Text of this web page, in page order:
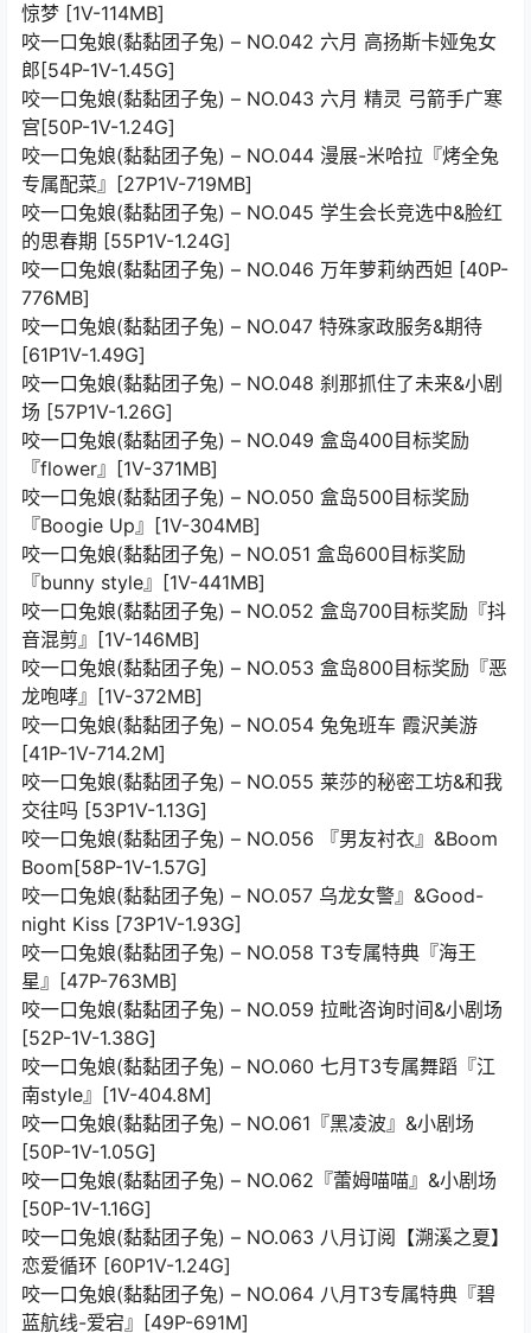
惊梦 [1V-114MB]
咬一口兔娘(黏黏团子兔) – NO.042 六月 高扬斯卡娅兔女
郎[54P-1V-1.45G]
咬一口兔娘(黏黏团子兔) – NO.043 六月 精灵 弓箭手广寒
宫[50P-1V-1.24G]
咬一口兔娘(黏黏团子兔) – NO.044 漫展-米哈拉『烤全兔
专属配菜』[27P1V-719MB]
咬一口兔娘(黏黏团子兔) – NO.045 学生会长竞选中&脸红
的思春期 [55P1V-1.24G]
咬一口兔娘(黏黏团子兔) – NO.046 万年萝莉纳西妲 [40P-
776MB]
咬一口兔娘(黏黏团子兔) – NO.047 特殊家政服务&期待
[61P1V-1.49G]
咬一口兔娘(黏黏团子兔) – NO.048 刹那抓住了未来&小剧
场 [57P1V-1.26G]
咬一口兔娘(黏黏团子兔) – NO.049 盒岛400目标奖励
『flower』[1V-371MB]
咬一口兔娘(黏黏团子兔) – NO.050 盒岛500目标奖励
『Boogie Up』[1V-304MB]
咬一口兔娘(黏黏团子兔) – NO.051 盒岛600目标奖励
『bunny style』[1V-441MB]
咬一口兔娘(黏黏团子兔) – NO.052 盒岛700目标奖励『抖
音混剪』[1V-146MB]
咬一口兔娘(黏黏团子兔) – NO.053 盒岛800目标奖励『恶
龙咆哮』[1V-372MB]
咬一口兔娘(黏黏团子兔) – NO.054 兔兔班车 霞沢美游
[41P-1V-714.2M]
咬一口兔娘(黏黏团子兔) – NO.055 莱莎的秘密工坊&和我
交往吗 [53P1V-1.13G]
咬一口兔娘(黏黏团子兔) – NO.056 『男友衬衣』&Boom
Boom[58P-1V-1.57G]
咬一口兔娘(黏黏团子兔) – NO.057 乌龙女警』&Good-
night Kiss [73P1V-1.93G]
咬一口兔娘(黏黏团子兔) – NO.058 T3专属特典『海王
星』[47P-763MB]
咬一口兔娘(黏黏团子兔) – NO.059 拉毗咨询时间&小剧场
[52P-1V-1.38G]
咬一口兔娘(黏黏团子兔) – NO.060 七月T3专属舞蹈『江
南style』[1V-404.8M]
咬一口兔娘(黏黏团子兔) – NO.061『黑凌波』&小剧场
[50P-1V-1.05G]
咬一口兔娘(黏黏团子兔) – NO.062『蕾姆喵喵』&小剧场
[50P-1V-1.16G]
咬一口兔娘(黏黏团子兔) – NO.063 八月订阅【溯溪之夏】
恋爱循环 [60P1V-1.24G]
咬一口兔娘(黏黏团子兔) – NO.064 八月T3专属特典『碧
蓝航线-爱宕』[49P-691M]